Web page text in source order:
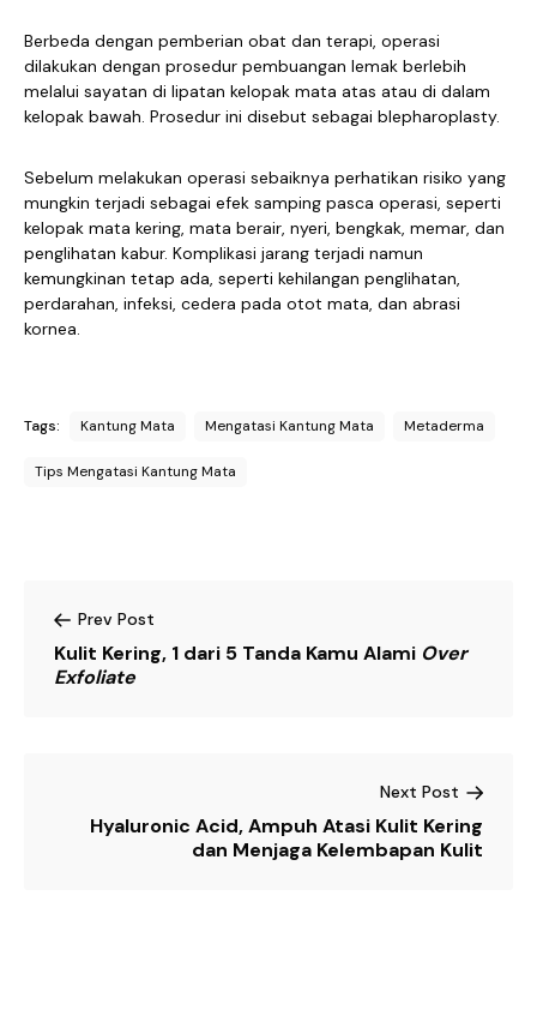
Berbeda dengan pemberian obat dan terapi, operasi
dilakukan dengan prosedur pembuangan lemak berlebih
melalui sayatan di lipatan kelopak mata atas atau di dalam
kelopak bawah. Prosedur ini disebut sebagai blepharoplasty.
Sebelum melakukan operasi sebaiknya perhatikan risiko yang
mungkin terjadi sebagai efek samping pasca operasi, seperti
kelopak mata kering, mata berair, nyeri, bengkak, memar, dan
penglihatan kabur. Komplikasi jarang terjadi namun
kemungkinan tetap ada, seperti kehilangan penglihatan,
perdarahan, infeksi, cedera pada otot mata, dan abrasi
kornea.
Tags: Kantung Mata Mengatasi Kantung Mata Metaderma
Tips Mengatasi Kantung Mata
Prev Post
Kulit Kering, 1 dari 5 Tanda Kamu Alami Over
Exfoliate
Next Post
Hyaluronic Acid, Ampuh Atasi Kulit Kering
dan Menjaga Kelembapan Kulit